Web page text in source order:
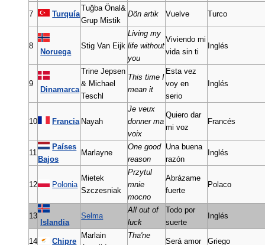
7 Turquía
Tuğba Önal&
Grup Mistik
Dön artik Vuelve Turco
8
Noruega
Stig Van Eijk
Living my
life without
you
Viviendo mi
vida sin ti
Inglés
9
Dinamarca
Trine Jepsen
& Michael
Teschl
This time I
mean it
Esta vez
voy en
serio
Inglés
10 Francia Nayah
Je veux
donner ma
voix
Quiero dar
mi voz
Francés
11
Países
Bajos
Marlayne
One good
reason
Una buena
razón
Inglés
12 Polonia
Mietek
Szczesniak
Przytul
mnie
mocno
Abrázame
fuerte
Polaco
13
Islandia
Selma
All out of
luck
Todo por
suerte
Inglés
14 Chipre
Marlain
Tha'ne
Será amor Griego